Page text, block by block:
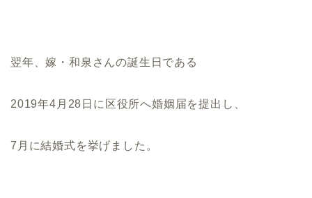
翌年、嫁・和泉さんの誕生日である
2019年4月28日に区役所へ婚姻届を提出し、
7月に結婚式を挙げました。